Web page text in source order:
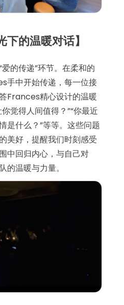
下的温暖对话】
的传递”环节。在柔和的
手中开始传递，每一位接
Frances精心设计的温暖
觉得人间值得？”“你最近
是什么？”等等。这些问题
美好，提醒我们时刻感受
中回归内心，与自己对
的温暖与力量。